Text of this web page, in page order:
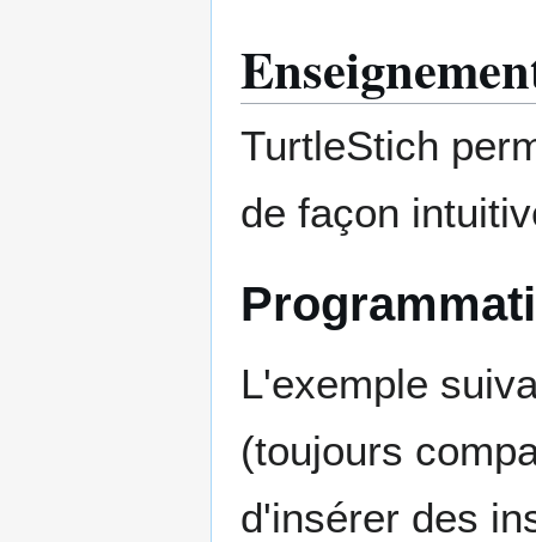
TurtleStich
de façon
L'exemple
(toujours
d'insérer des